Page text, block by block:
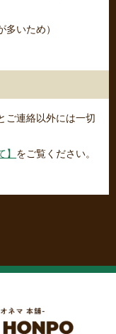
多いため）
ご連絡以外には一切
をご覧ください。